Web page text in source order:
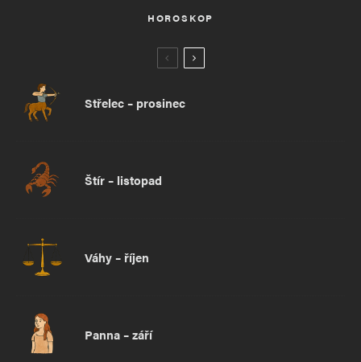
HOROSKOP
Střelec – prosinec
Štír – listopad
Váhy – říjen
Panna – září